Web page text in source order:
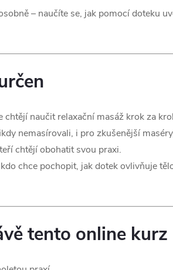
– naučíte se, jak pomocí doteku
naučit relaxační masáž krok za
nemasírovali, i pro zkušenější
chtějí obohatit svou praxi.
chce pochopit, jak dotek ovlivňuje
tento online kurz